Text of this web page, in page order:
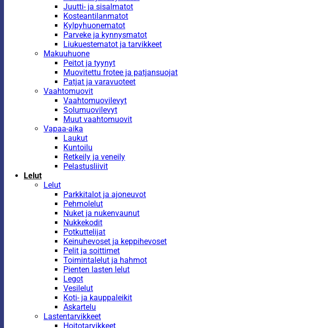
Juutti- ja sisalmatot
Kosteantilanmatot
Kylpyhuonematot
Parveke ja kynnysmatot
Liukuestematot ja tarvikkeet
Makuuhuone
Peitot ja tyynyt
Muovitettu frotee ja patjansuojat
Patjat ja varavuoteet
Vaahtomuovit
Vaahtomuovilevyt
Solumuovilevyt
Muut vaahtomuovit
Vapaa-aika
Laukut
Kuntoilu
Retkeily ja veneily
Pelastusliivit
Lelut
Lelut
Parkkitalot ja ajoneuvot
Pehmolelut
Nuket ja nukenvaunut
Nukkekodit
Potkuttelijat
Keinuhevoset ja keppihevoset
Pelit ja soittimet
Toimintalelut ja hahmot
Pienten lasten lelut
Legot
Vesilelut
Koti- ja kauppaleikit
Askartelu
Lastentarvikkeet
Hoitotarvikkeet